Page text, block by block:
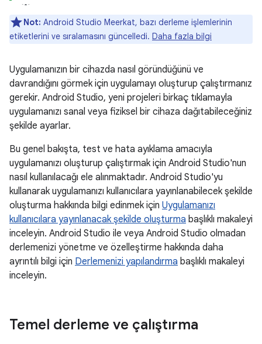
Not: Android Studio Meerkat, bazı derleme işlemlerinin
etiketlerini ve sıralamasını güncelledi. Daha fazla bilgi
Uygulamanızın bir cihazda nasıl göründüğünü ve
davrandığını görmek için uygulamayı oluşturup çalıştırmanız
gerekir. Android Studio, yeni projeleri birkaç tıklamayla
uygulamanızı sanal veya fiziksel bir cihaza dağıtabileceğiniz
şekilde ayarlar.
Bu genel bakışta, test ve hata ayıklama amacıyla
uygulamanızı oluşturup çalıştırmak için Android Studio'nun
nasıl kullanılacağı ele alınmaktadır. Android Studio'yu
kullanarak uygulamanızı kullanıcılara yayınlanabilecek şekilde
oluşturma hakkında bilgi edinmek için Uygulamanızı
kullanıcılara yayınlanacak şekilde oluşturma başlıklı makaleyi
inceleyin. Android Studio ile veya Android Studio olmadan
derlemenizi yönetme ve özelleştirme hakkında daha
ayrıntılı bilgi için Derlemenizi yapılandırma başlıklı makaleyi
inceleyin.
Temel derleme ve çalıştırma